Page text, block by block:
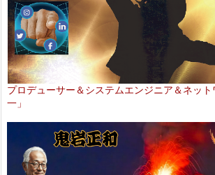
プロデューサー＆システムエンジニア＆ネッ
一」